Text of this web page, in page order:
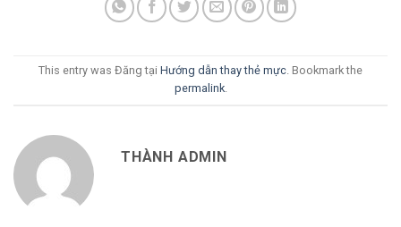
This entry was Đăng tại Hướng dẫn thay thẻ mực. Bookmark the
permalink.
THÀNH ADMIN